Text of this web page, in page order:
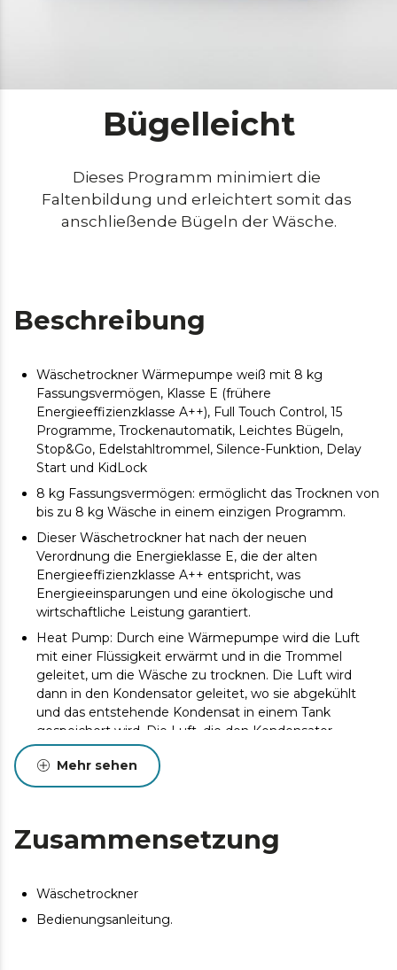
Bügelleicht
Dieses Programm minimiert die
Faltenbildung und erleichtert somit das
anschließende Bügeln der Wäsche.
Beschreibung
Wäschetrockner Wärmepumpe weiß mit 8 kg
Fassungsvermögen, Klasse E (frühere
Energieeffizienzklasse A++), Full Touch Control, 15
Programme, Trockenautomatik, Leichtes Bügeln,
Stop&Go, Edelstahltrommel, Silence-Funktion, Delay
Start und KidLock
8 kg Fassungsvermögen: ermöglicht das Trocknen von
bis zu 8 kg Wäsche in einem einzigen Programm.
Dieser Wäschetrockner hat nach der neuen
Verordnung die Energieklasse E, die der alten
Energieeffizienzklasse A++ entspricht, was
Energieeinsparungen und eine ökologische und
wirtschaftliche Leistung garantiert.
Heat Pump: Durch eine Wärmepumpe wird die Luft
mit einer Flüssigkeit erwärmt und in die Trommel
geleitet, um die Wäsche zu trocknen. Die Luft wird
dann in den Kondensator geleitet, wo sie abgekühlt
und das entstehende Kondensat in einem Tank
gespeichert wird. Die Luft, die den Kondensator
verlässt, ist kalt und trocken und bereit, den Prozess
erneut zu starten.
15 Programme: Wählen Sie aus einer Vielzahl von
Automatische Trocknung: Der Trockner verfügt über
ein System von Sensoren, die die Luftfeuchtigkeit im
Mehr sehen
Zusammensetzung
Wäschetrockner
Bedienungsanleitung.